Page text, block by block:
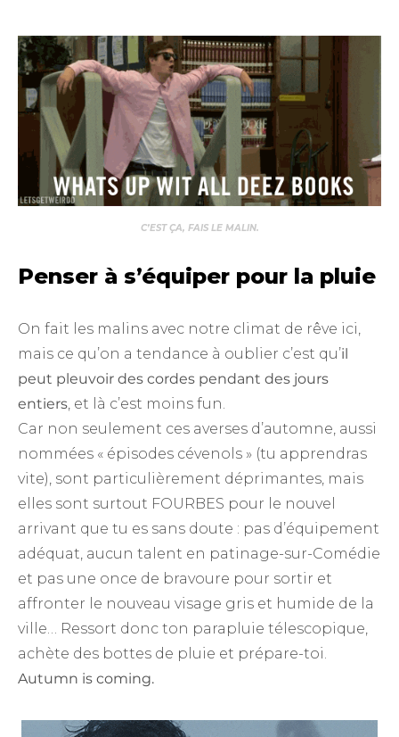
C’EST ÇA, FAIS LE MALIN.
Penser à s’équiper pour la pluie
On fait les malins avec notre climat de rêve ici,
mais ce qu’on a tendance à oublier c’est qu’il
peut pleuvoir des cordes pendant des jours
entiers, et là c’est moins fun.
Car non seulement ces averses d’automne, aussi
nommées « épisodes cévenols » (tu apprendras
vite), sont particulièrement déprimantes, mais
elles sont surtout FOURBES pour le nouvel
arrivant que tu es sans doute : pas d’équipement
adéquat, aucun talent en patinage-sur-Comédie
et pas une once de bravoure pour sortir et
affronter le nouveau visage gris et humide de la
ville… Ressort donc ton parapluie télescopique,
achète des bottes de pluie et prépare-toi.
Autumn is coming.